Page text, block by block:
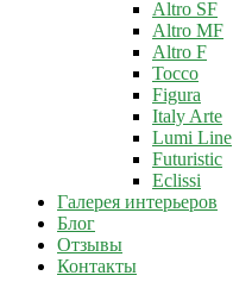
Altro SF
Altro MF
Altro F
Tocco
Figura
Italy Arte
Lumi Line
Futuristic
Eclissi
Галерея интерьеров
Блог
Отзывы
Контакты